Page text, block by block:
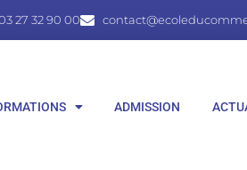
27 32 90 00
ADMISSION